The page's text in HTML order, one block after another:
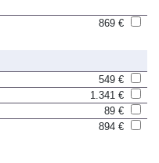
869 €
549 €
1.341 €
89 €
894 €